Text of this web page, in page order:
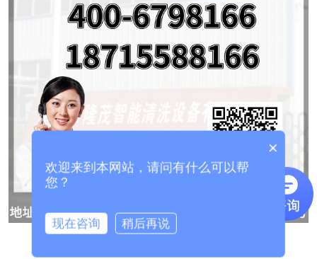
×
欢迎来到本网站，请问有什么可以帮
您？
现在咨询 稍后再说